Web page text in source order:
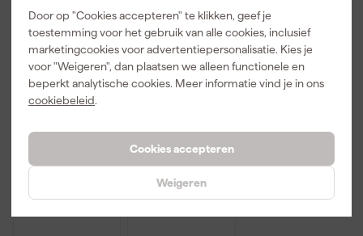
Door op "Cookies accepteren" te klikken, geef je
toestemming voor het gebruik van alle cookies, inclusief
marketingcookies voor advertentiepersonalisatie. Kies je
voor "Weigeren", dan plaatsen we alleen functionele en
beperkt analytische cookies. Meer informatie vind je in ons
cookiebeleid.
Cookies accepteren
Weigeren
11,79
incl. BTW
19,99
incl. BTW
35, 99
incl. BTW